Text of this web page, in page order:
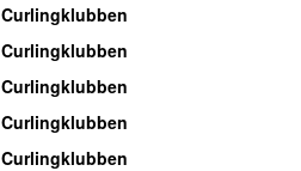
Curlingklubben
Curlingklubben
Curlingklubben
Curlingklubben
Curlingklubben